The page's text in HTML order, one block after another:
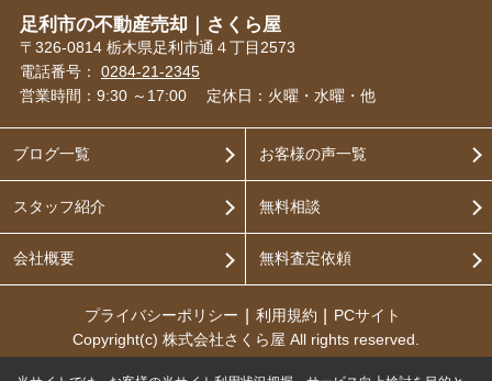
足利市の不動産売却｜さくら屋
〒326-0814 栃木県足利市通４丁目2573
電話番号： 0284-21-2345
営業時間：9:30 ～17:00
定休日：火曜・水曜・他
ブログ一覧
スタッフ紹介
会社概要
お客様の声一覧
無料相談
無料査定依頼
プライバシーポリシー 利用規約
PCサイト
Copyright(c) 株式会社さくら屋 All rights reserved.